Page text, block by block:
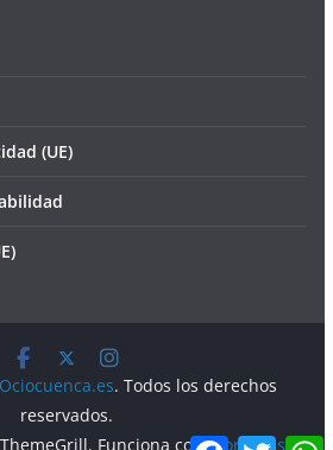
(UE)
Ociocuenca.es. Todos los derechos
reservados.
Funciona conWordPress.